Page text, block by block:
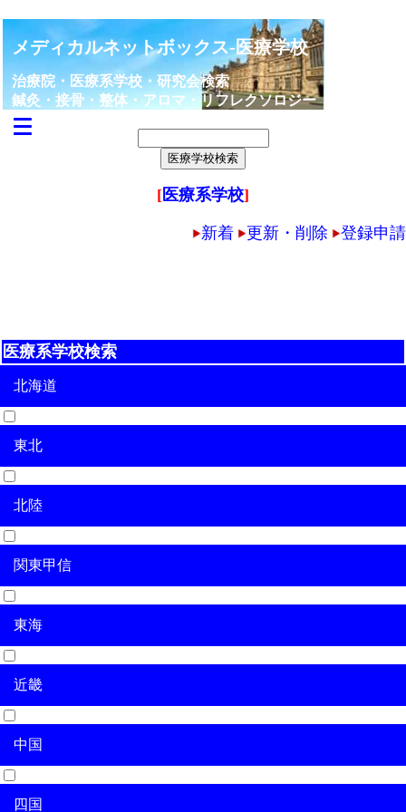
メディカルネットボックス-医療学校
治療院・医療系学校・研究会検索
鍼灸・接骨・整体・アロマ・リフレクソロジー
[医療系学校]
新着 更新・削除 登録申請
医療系学校検索
北海道
北海道
東北
青森県
岩手県
宮城県
秋田県
山形県
福島県
北陸
新潟県
富山県
石川県
福井県
関東甲信
茨城県
栃木県
群馬県
埼玉県
千葉県
東京都
神奈川県
山梨県
長野県
東海
岐阜県
静岡県
愛知県
三重県
近畿
滋賀県
京都府
大阪府
兵庫県
奈良県
和歌山県
中国
鳥取県
島根県
岡山県
広島県
山口県
四国